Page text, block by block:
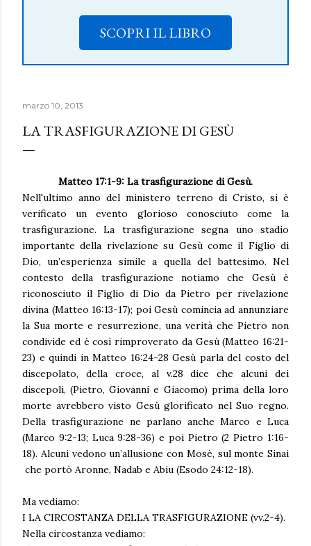
SCOPRI IL LIBRO
marzo 10, 2013
LA TRASFIGURAZIONE DI GESÙ
Matteo 17:1-9: La trasfigurazione di Gesù.
Nell'ultimo anno del ministero terreno di Cristo, si è
verificato un evento glorioso conosciuto come la
trasfigurazione. La trasfigurazione segna uno stadio
importante della rivelazione su Gesù come il Figlio di
Dio, un’esperienza simile a quella del battesimo. Nel
contesto della trasfigurazione notiamo che Gesù è
riconosciuto il Figlio di Dio da Pietro per rivelazione
divina (Matteo 16:13-17); poi Gesù comincia ad annunziare
la Sua morte e resurrezione, una verità che Pietro non
condivide ed è così rimproverato da Gesù (Matteo 16:21-
23) e quindi in Matteo 16:24-28 Gesù parla del costo del
discepolato, della croce, al v.28 dice che alcuni dei
discepoli, (Pietro, Giovanni e Giacomo) prima della loro
morte avrebbero visto Gesù glorificato nel Suo regno.
Della trasfigurazione ne parlano anche Marco e Luca
(Marco 9:2-13; Luca 9:28-36) e poi Pietro (2 Pietro 1:16-
18). Alcuni vedono un’allusione con Mosè, sul monte Sinai
che portò Aronne, Nadab e Abiu (Esodo 24:12-18).
Ma vediamo:
I LA CIRCOSTANZA DELLA TRASFIGURAZIONE (vv.2-4).
Nella circostanza vediamo: